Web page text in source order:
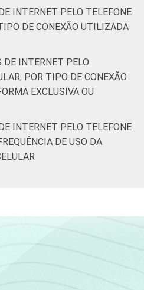
2 SM
81 18 0
2
3 SM
de 3
5 SM
89 10
de 5
10
97 3
INTERNET PELO TELEFONE
DE CONEXÃO UTILIZADA
DE INTERNET PELO
POR TIPO DE CONEXÃO
EXCLUSIVA OU
INTERNET PELO TELEFONE
DE USO DA